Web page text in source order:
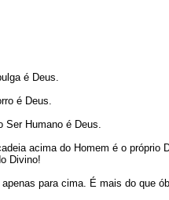
é Deus.
é Deus.
Ser Humano é Deus.
acima do Homem é o
Divino!
para cima. É mais do que